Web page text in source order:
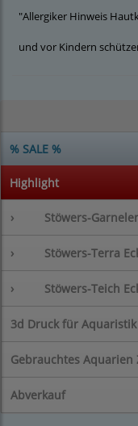
% SALE %
Highlight
› Stöwers-
› Stöwers-Terra
› Stöwers-Teich
3d Druck für Aquaristik
Gebrauchtes Aquarien
Abverkauf
"Allergiker Hinweis
und vor Kindern